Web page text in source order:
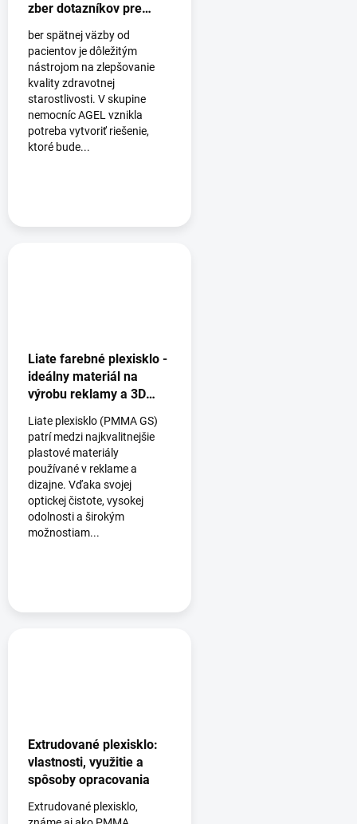
zber dotazníkov pre
ber spätnej väzby od
pacientov je dôležitým
nástrojom na zlepšovanie
kvality zdravotnej
starostlivosti. V skupine
nemocníc AGEL vznikla
potreba vytvoriť riešenie,
ktoré bude...
Liate farebné plexisklo -
ideálny materiál na
výrobu reklamy a 3D
Liate plexisklo (PMMA GS)
patrí medzi najkvalitnejšie
plastové materiály
používané v reklame a
dizajne. Vďaka svojej
optickej čistote, vysokej
odolnosti a širokým
možnostiam...
Extrudované plexisklo:
vlastnosti, využitie a
spôsoby opracovania
Extrudované plexisklo,